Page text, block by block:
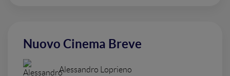
Nuovo Cinema Breve
Alessandro Loprieno